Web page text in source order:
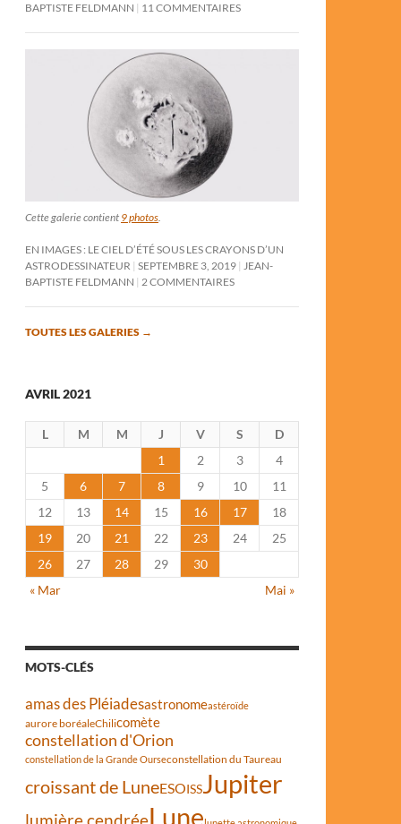
BAPTISTE FELDMANN
11 COMMENTAIRES
Cette galerie contient 9 photos
EN IMAGES : LE CIEL D’ÉTÉ SOUS LES CRAYONS D’UN
ASTRODESSINATEUR SEPTEMBRE 3, 2019
JEAN-
BAPTISTE FELDMANN
2 COMMENTAIRES
TOUTES LES GALERIES →
AVRIL 2021
L M M J V S
D
1
2 3
4
5
6 7 8 9 10
11
12
13 14 15 16 17
18
19
20 21 22 23 24
25
26
27 28 29
30
« Mar
Mai »
MOTS-CLÉS
amas des Pléiadesastronomeastéroïde
aurore boréaleChilicomète
constellation d'Orion
constellation de la Grande Ourseconstellation du Taureau
croissant de LuneESOISSJupiter
lumière cendréeLune